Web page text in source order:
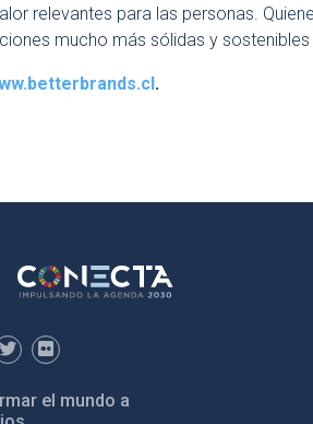
relevantes para las personas.
mucho más sólidas y
.
el mundo a